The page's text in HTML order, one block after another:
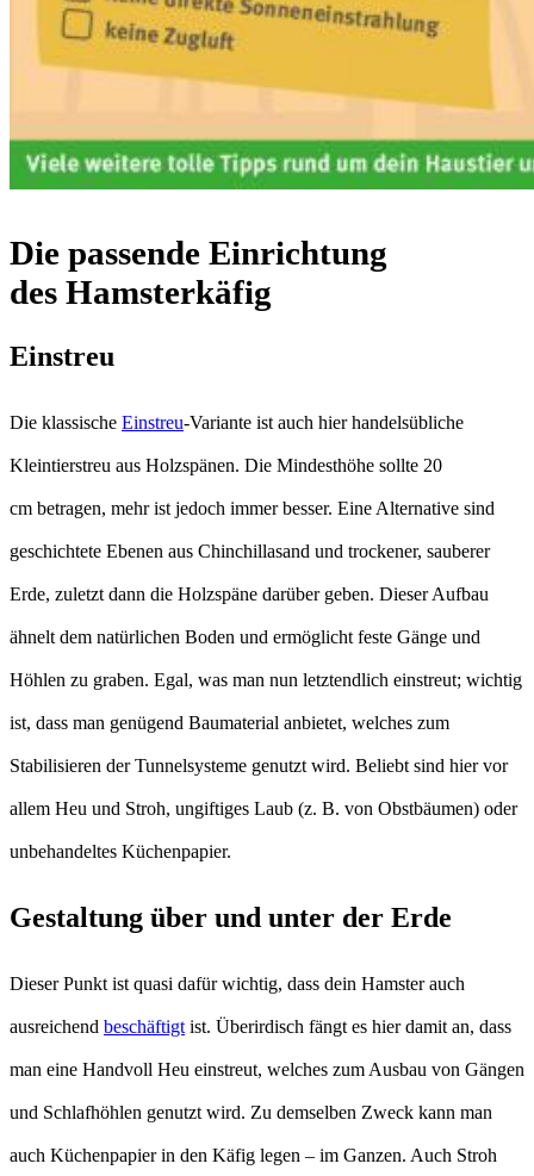
Die passende Einrichtung
des Hamsterkäfig
Einstreu
Die klassische Einstreu-Variante ist auch hier handelsübliche
Kleintierstreu aus Holzspänen. Die Mindesthöhe sollte 20
cm betragen, mehr ist jedoch immer besser. Eine Alternative sind
geschichtete Ebenen aus Chinchillasand und trockener, sauberer
Erde, zuletzt dann die Holzspäne darüber geben. Dieser Aufbau
ähnelt dem natürlichen Boden und ermöglicht feste Gänge und
Höhlen zu graben. Egal, was man nun letztendlich einstreut; wichtig
ist, dass man genügend Baumaterial anbietet, welches zum
Stabilisieren der Tunnelsysteme genutzt wird. Beliebt sind hier vor
allem Heu und Stroh, ungiftiges Laub (z. B. von Obstbäumen) oder
unbehandeltes Küchenpapier.
Gestaltung über und unter der Erde
Dieser Punkt ist quasi dafür wichtig, dass dein Hamster auch
ausreichend beschäftigt ist. Überirdisch fängt es hier damit an, dass
man eine Handvoll Heu einstreut, welches zum Ausbau von Gängen
und Schlafhöhlen genutzt wird. Zu demselben Zweck kann man
auch Küchenpapier in den Käfig legen – im Ganzen. Auch Stroh